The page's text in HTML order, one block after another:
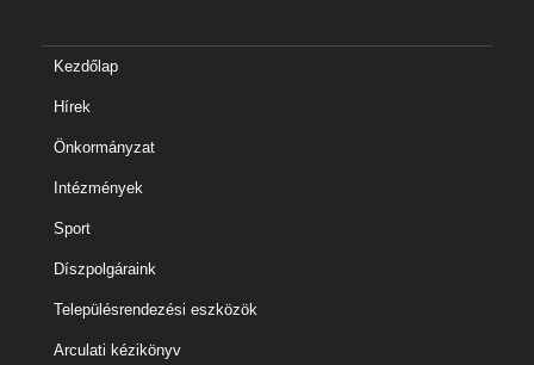
Kezdőlap
Hírek
Önkormányzat
Intézmények
Sport
Díszpolgáraink
Településrendezési eszközök
Arculati kézikönyv